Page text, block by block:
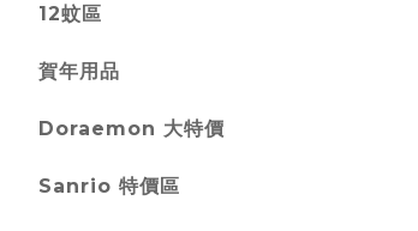
12蚊區
賀年用品
Doraemon 大特價
Sanrio 特價區